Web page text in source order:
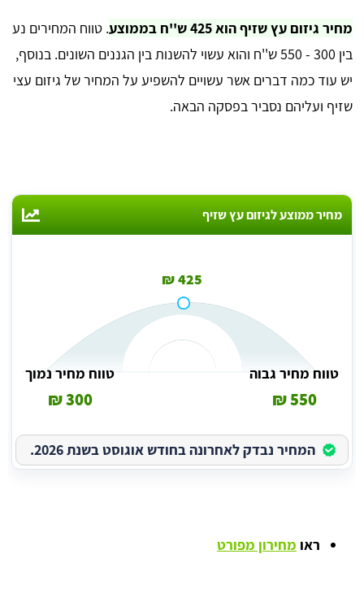
מחיר גיזום עץ שזיף הוא 425 ש''ח בממוצע
. טווח המחירים נע
בין 300 - 550 ש''ח והוא עשוי להשנות בין הגננים השונים. בנוסף,
יש עוד כמה דברים אשר עשויים להשפיע על המחיר של גיזום עצי
שזיף ועליהם נסביר בפסקה הבאה.
מחיר ממוצע לגיזום עץ שזיף
425 ₪
טווח מחיר גבוה
550 ₪
טווח מחיר נמוך
300 ₪
המחיר נבדק לאחרונה בחודש אוגוסט בשנת 2026.
ראו מחירון מפורט